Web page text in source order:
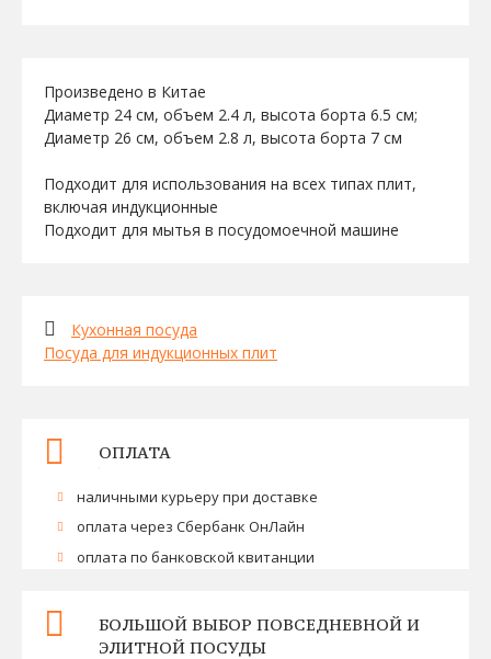
Произведено в Китае
Диаметр 24 см, объем 2.4 л, высота борта 6.5 см;
Диаметр 26 см, объем 2.8 л, высота борта 7 см
Подходит для использования на всех типах плит,
включая индукционные
Подходит для мытья в посудомоечной машине
Кухонная посуда
Посуда для индукционных плит
ОПЛАТА
наличными курьеру при доставке
оплата через Сбербанк ОнЛайн
оплата по банковской квитанции
БОЛЬШОЙ ВЫБОР ПОВСЕДНЕВНОЙ И
ЭЛИТНОЙ ПОСУДЫ